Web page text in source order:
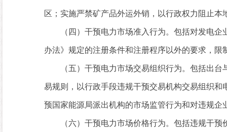
区；实施严禁矿产品外运外销，以行政权力阻止
（四）干预电力市场准入行为。包括对发电企
办法》规定的注册条件和注册程序以外的要求，
（五）干预电力市场交易组织行为。包括出台
易规则，以行政手段违规干预交易机构交易组织
预国家能源局派出机构的市场监管行为和对违规企
（六）干预电力市场价格行为。包括违规干预